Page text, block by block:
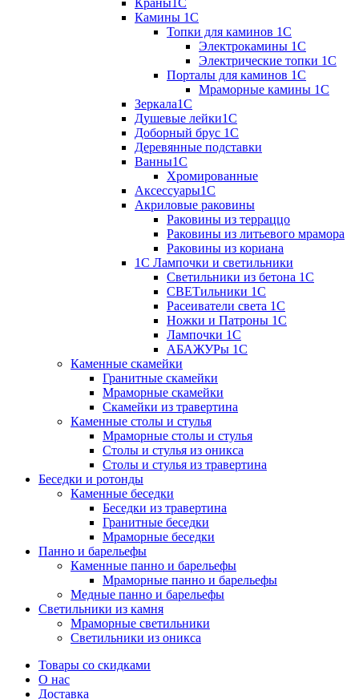
Краны1С
Камины 1C
Топки для каминов 1C
Электрокамины 1С
Электрические топки 1C
Порталы для каминов 1С
Мраморные камины 1C
Зеркала1С
Душевые лейки1С
Доборный брус 1С
Деревянные подставки
Ванны1С
Хромированные
Аксессуары1С
Акриловые раковины
Раковины из терраццо
Раковины из литьевого мрамора
Раковины из кориана
1С Лампочки и светильники
Светильники из бетона 1С
СВЕТильники 1С
Расеиватели света 1С
Ножки и Патроны 1С
Лампочки 1С
АБАЖУРы 1С
Каменные скамейки
Гранитные скамейки
Мраморные скамейки
Скамейки из травертина
Каменные столы и стулья
Мраморные столы и стулья
Столы и стулья из оникса
Столы и стулья из травертина
Беседки и ротонды
Каменные беседки
Беседки из травертина
Гранитные беседки
Мраморные беседки
Панно и барельефы
Каменные панно и барельефы
Мраморные панно и барельефы
Медные панно и барельефы
Светильники из камня
Мраморные светильники
Светильники из оникса
Товары со скидками
О нас
Доставка